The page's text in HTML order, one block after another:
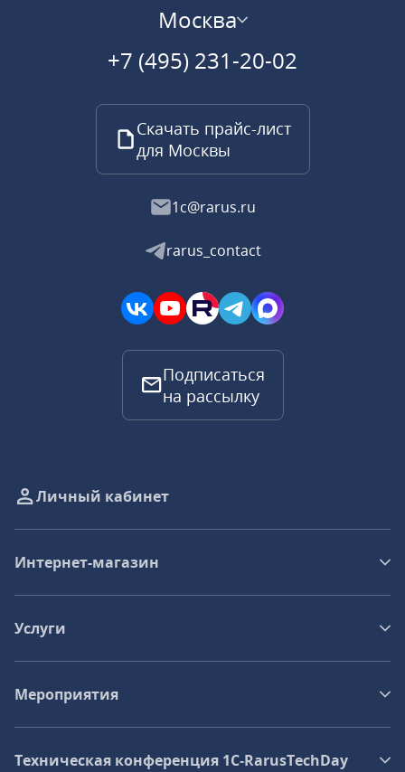
Москва
+7 (495) 231-20-02
Скачать прайс-лист
для Москвы
1c@rarus.ru
rarus_contact
Подписаться
на рассылку
Личный кабинет
Интернет-магазин
Услуги
Мероприятия
Техническая конференция 1C‑RarusTechDay